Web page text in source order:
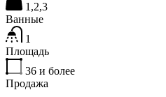
1,2,3
Ванные
1
Площадь
36 и более
Продажа